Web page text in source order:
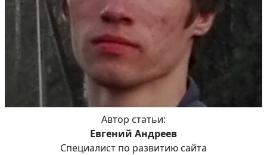
Автор статьи:
Евгений Андреев
Специалист по развитию сайта